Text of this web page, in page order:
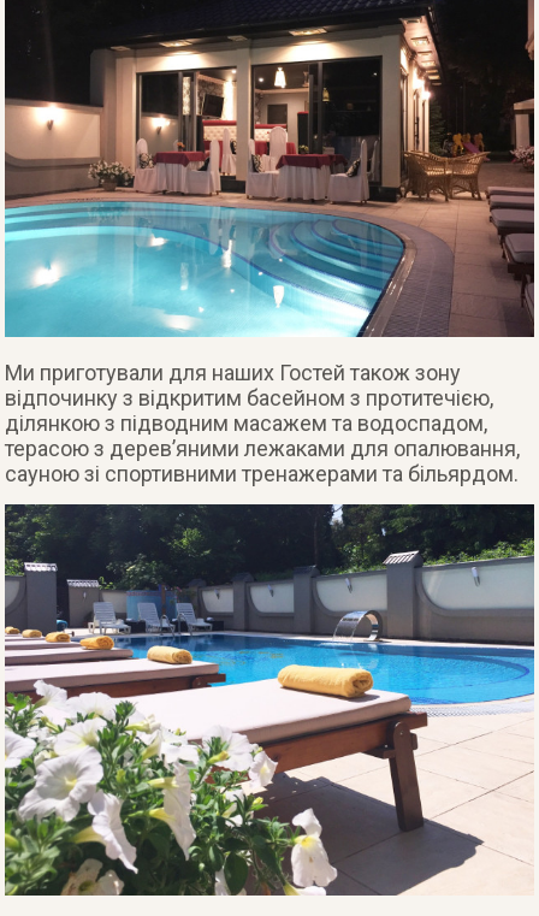
Ми приготували для наших Гостей також зону
відпочинку з відкритим басейном з протитечією,
ділянкою з підводним масажем та водоспадом,
терасою з дерев’яними лежаками для опалювання,
сауною зі спортивними тренажерами та більярдом.